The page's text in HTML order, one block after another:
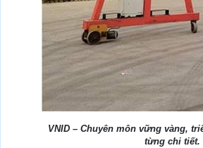
VNID – Chuyên môn vững vàng,
từng chi tiết.